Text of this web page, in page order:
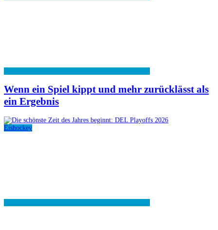
Wenn ein Spiel kippt und mehr zurücklässt als
ein Ergebnis
Eishockey